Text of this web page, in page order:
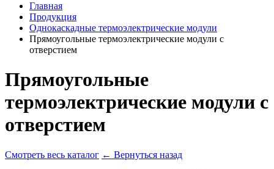
Главная
Продукция
Однокаскадные термоэлектрические модули
Прямоугольные термоэлектрические модули с
отверстием
Прямоугольные
термоэлектрические модули с
отверстием
Смотреть весь каталог ← Вернуться назад